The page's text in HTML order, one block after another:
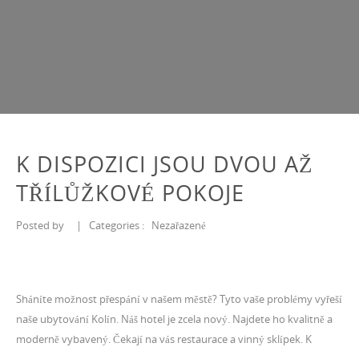
K DISPOZICI JSOU DVOU AŽ
TŘÍLŮŽKOVÉ POKOJE
Posted by | Categories : Nezařazené
Sháníte možnost přespání v našem městě? Tyto vaše problémy vyřeší
naše ubytování Kolín. Náš hotel je zcela nový. Najdete ho kvalitně a
moderně vybavený. Čekají na vás restaurace a vinný sklípek. K